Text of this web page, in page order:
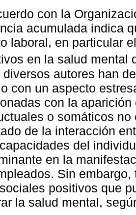
con la
acumulada indica
laboral, en particular
en la salud mental
diversos autores han
con un aspecto
con la
o somáticos
de la interacción
del
en la
Sin
positivos que
la salud mental,